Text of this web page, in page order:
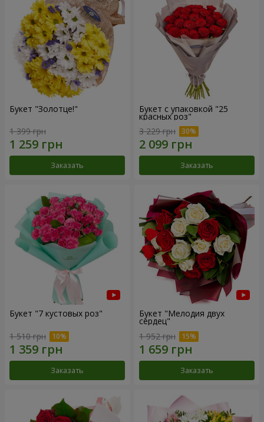
Букет "Золотце!"
1 399 грн
Заказать
Букет с упаковкой "25
красных роз"
3 229 грн
Заказать
Букет "7 кустовых роз"
1 510 грн
Заказать
Букет "Мелодия двух
сердец"
1 952 грн
Заказать